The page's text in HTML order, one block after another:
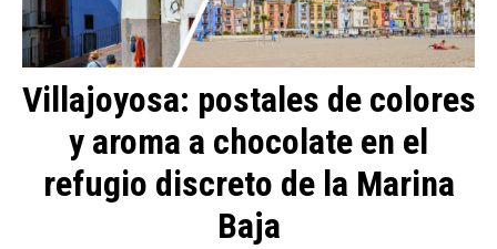
Villajoyosa: postales de colores
y aroma a chocolate en el
refugio discreto de la Marina
Baja